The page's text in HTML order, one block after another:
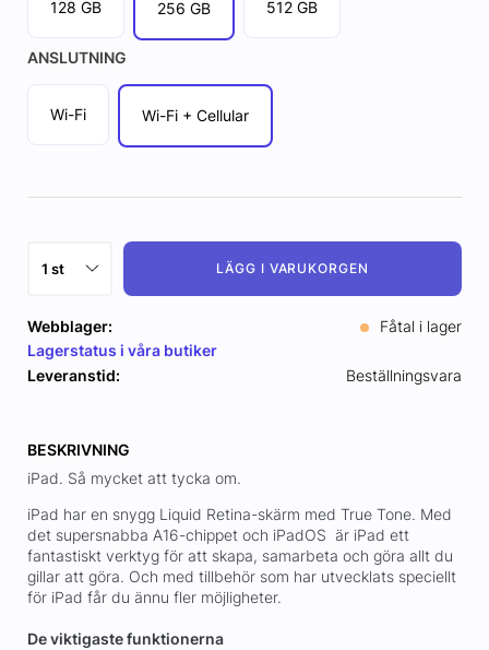
128 GB 256 GB 512 GB
ANSLUTNING
Wi-Fi Wi-Fi + Cellular
LÄGG I VARUKORGEN
Webblager:
Fåtal i lager
Lagerstatus i våra butiker
Leveranstid:
Beställningsvara
BESKRIVNING
iPad. Så mycket att tycka om.
iPad har en snygg Liquid Retina-skärm med True Tone. Med
det supersnabba A16-chippet och iPadOS är iPad ett
fantastiskt verktyg för att skapa, samarbeta och göra allt du
gillar att göra. Och med tillbehör som har utvecklats speciellt
för iPad får du ännu fler möjligheter.
De viktigaste funktionerna